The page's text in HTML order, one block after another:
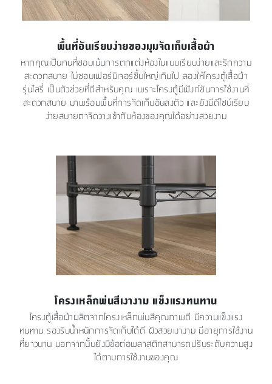
พื้นที่อันเรียบง่ายของมุมจัดเก็บเสื้อผ้า
หากคุณเป็นคนที่ชอบเน้นการตกแต่งห้องในแบบเรียบง่ายและรักความ
สะดวกสบาย ไม่ชอบเฟอร์นิเจอร์ชิ้นใหญ่เกินไป ลองให้โครงตู้เสื้อผ้า
รุ่นไลรี่ เป็นตัวช่วยที่ดีสำหรับคุณ เพราะโครงตู้มีฟังก์ชันการใช้งานที่
สะดวกสบาย มาพร้อมพื้นที่การจัดเก็บอันลงตัว และยังมีดีไซน์เรียบ
ง่ายสบายตาจัดวางเข้ากับห้องของคุณได้อย่างสวยงาม
โครงเหล็กพ่นสีเงางาม แข็งแรงทนทาน
โครงตู้เสื้อผ้าผลิตจากโครงเหล็กพ่นสีคุณภาพดี มีความแข็งแรง
ทนทาน รองรับน้ำหนักการจัดเก็บได้ดี ผิวสวยเงางาม มีอายุการใช้งาน
ที่ยาวนาน นอกจากนั้นยังมีข้อต่อพลาสติกสามารถปรับระดับความสูง
ได้ตามการใช้งานของคุณ